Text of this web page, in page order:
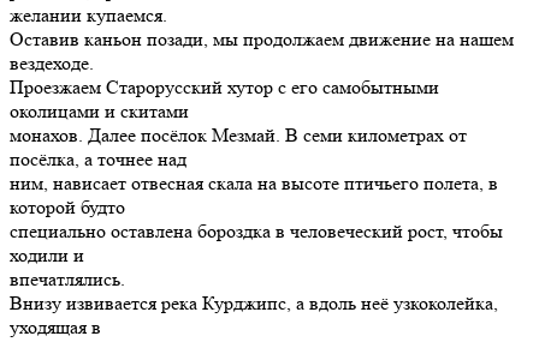
желании купаемся.
Оставив каньон позади, мы продолжаем движение на нашем
вездеходе.
Проезжаем Старорусский хутор с его самобытными
околицами и скитами
монахов. Далее посёлок Мезмай. В семи километрах от
посёлка, а точнее над
ним, нависает отвесная скала на высоте птичьего полета, в
которой будто
специально оставлена бороздка в человеческий рост, чтобы
ходили и
впечатлялись.
Внизу извивается река Курджипс, а вдоль неё узкоколейка,
уходящая в